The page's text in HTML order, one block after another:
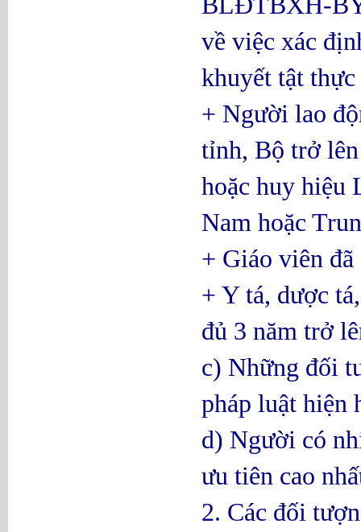
về việc xác
khuyết tật
+ Người lao
tỉnh, Bộ trở lên
hoặc huy hiệu
Nam hoặc
+ Giáo viên
+ Y tá, dược
đủ 3 năm trở
c) Những đối
pháp luật hiện
d) Người có
ưu tiên cao
2. Các đối